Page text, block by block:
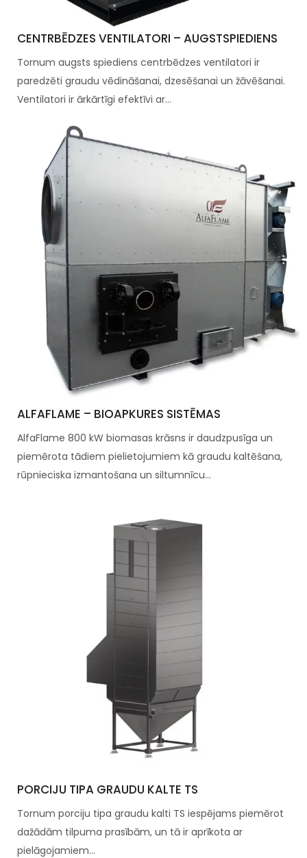
CENTRBĒDZES VENTILATORI – AUGSTSPIEDIENS
Tornum augsts spiediens centrbēdzes ventilatori ir
paredzēti graudu vēdināšanai, dzesēšanai un žāvēšanai.
Ventilatori ir ārkārtīgi efektīvi ar...
ALFAFLAME – BIOAPKURES SISTĒMAS
AlfaFlame 800 kW biomasas krāsns ir daudzpusīga un
piemērota tādiem pielietojumiem kā graudu kaltēšana,
rūpnieciska izmantošana un siltumnīcu...
PORCIJU TIPA GRAUDU KALTE TS
Tornum porciju tipa graudu kalti TS iespējams piemērot
dažādām tilpuma prasībām, un tā ir aprīkota ar
pielāgojamiem...